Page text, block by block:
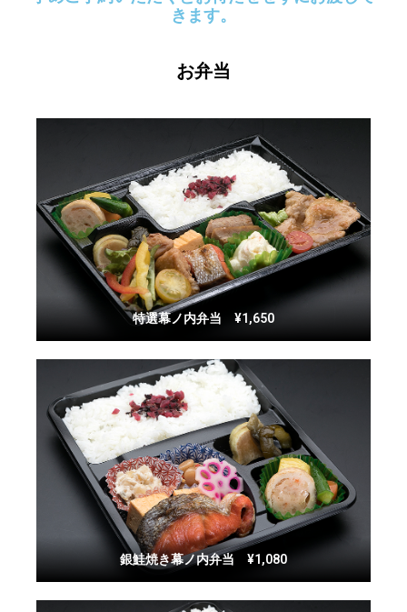
きます。
お弁当
特選幕ノ内弁当 ¥1,650
銀鮭焼き幕ノ内弁当 ¥1,080